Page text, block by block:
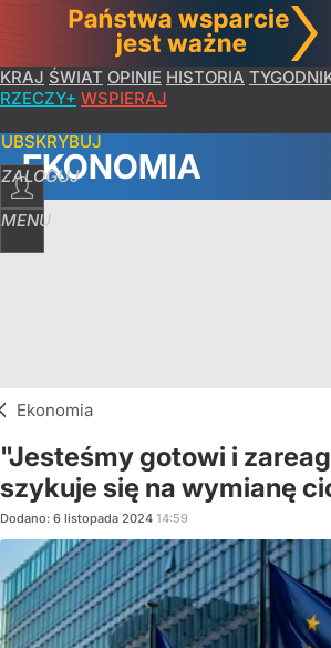
KRAJ ŚWIAT OPINIE HISTORIA
RZECZY+ WSPIERAJ
ZALOGUJ
MENU
EKONOMIA
Ekonomia
"Jesteśmy gotowi i
szykuje się na wymianę
Dodano: 6 listopada 2024 14:59